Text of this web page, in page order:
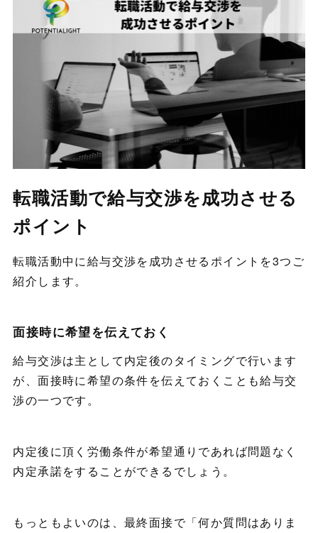
転職活動で給与交渉を成功させる
ポイント
転職活動中に給与交渉を成功させるポイントを3つご
紹介します。
面接時に希望を伝えておく
給与交渉は主として内定後のタイミングで行います
が、面接時に希望の条件を伝えておくことも給与交
渉の一つです。
内定後に頂く労働条件が希望通りであれば問題なく
内定承諾をすることができるでしょう。
もっともよいのは、最終面接で「何か質問はありま